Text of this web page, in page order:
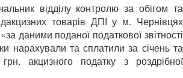
відділу контролю за обігом та
товарів ДПІ у м. Чернівцях
даними поданої податкової звітності
нарахували та сплатили за січень та
акцизного податку з роздрібної